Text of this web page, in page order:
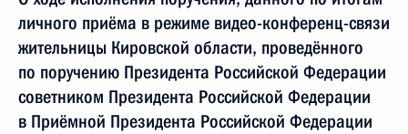
личного приёма в режиме видео-конференц-связи
жительницы Кировской области, проведённого
по поручению Президента Российской Федерации
советником Президента Российской Федерации
в Приёмной Президента Российской Федерации